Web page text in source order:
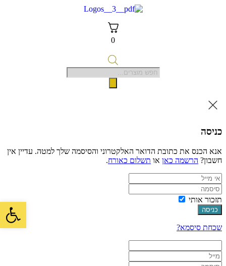
פתח
0
Products
search
כניסה
אנא הכנס את כתובת הדואר האלקטרוני והסיסמה שלך למטה. עדיין אין
חשבון? הרשמה כאן או תשלום כאורח.
תזכור אותי
כניסה
שכחת סיסמא?